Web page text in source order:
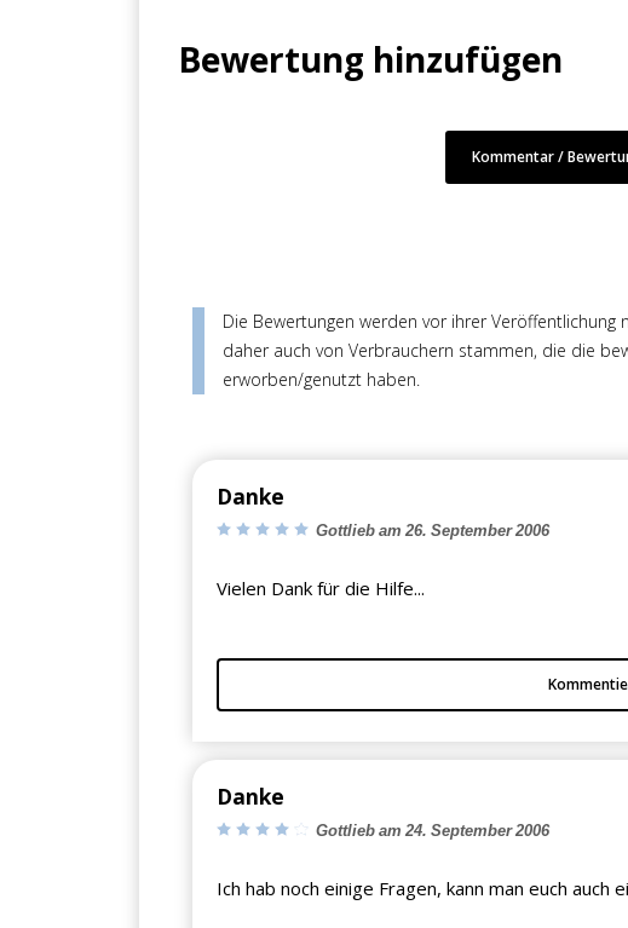
Bewertung hinzufügen
Kommentar /
Die Bewertungen werden vor ihrer
daher auch von Verbrauchern stammen, die die
erworben/genutzt haben.
Danke
Gottlieb am 26. September 2006
Vielen Dank für die Hilfe...
Danke
Gottlieb am 24. September 2006
Ich hab noch einige Fragen, kann man euch auch